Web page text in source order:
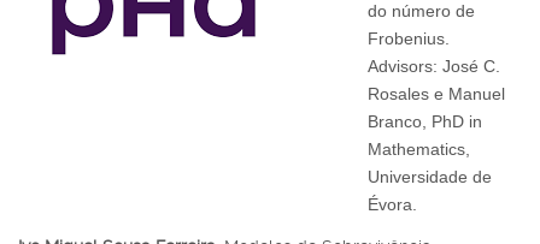
do número de
Frobenius.
Advisors: José C.
Rosales e Manuel
Branco, PhD in
Mathematics,
Universidade de
Évora.